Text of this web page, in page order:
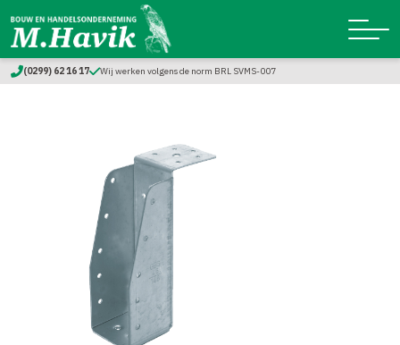
(0299) 62 16 17 Wij werken volgens de norm BRL SVMS-007